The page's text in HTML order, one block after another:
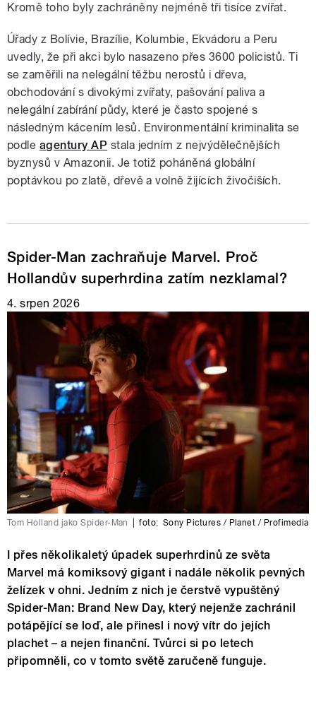
Kromě toho byly zachráněny nejméně tři tisíce zvířat.
Úřady z Bolívie, Brazílie, Kolumbie, Ekvádoru a Peru
uvedly, že při akci bylo nasazeno přes 3600 policistů. Ti
se zaměřili na nelegální těžbu nerostů i dřeva,
obchodování s divokými zvířaty, pašování paliva a
nelegální zabírání půdy, které je často spojené s
následným kácením lesů. Environmentální kriminalita se
podle agentury AP stala jedním z nejvýdělečnějších
byznysů v Amazonii. Je totiž poháněná globální
poptávkou po zlatě, dřevě a volně žijících živočiších.
Spider-Man zachraňuje Marvel. Proč
Hollandův superhrdina zatím nezklamal?
4. srpen 2026
Tom Holland jako Spider-Man foto: Sony Pictures / Planet / Profimedia
I přes několikaletý úpadek superhrdinů ze světa
Marvel má komiksový gigant i nadále několik pevných
želízek v ohni. Jedním z nich je čerstvě vypuštěný
Spider-Man: Brand New Day, který nejenže zachránil
potápějící se loď, ale přinesl i nový vítr do jejích
plachet – a nejen finanční. Tvůrci si po letech
připomněli, co v tomto světě zaručeně funguje.